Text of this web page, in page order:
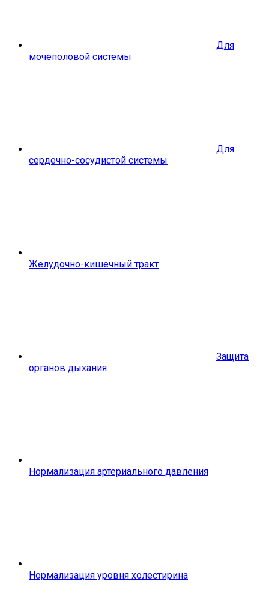
Для
мочеполовой системы
Для
сердечно-сосудистой системы
Желудочно-кишечный тракт
Защита
органов дыхания
Нормализация артериального давления
Нормализация уровня холестирина